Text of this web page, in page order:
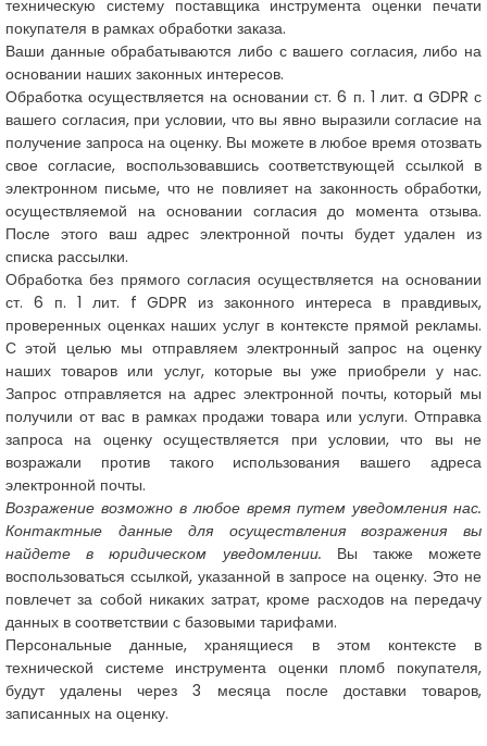
техническую систему поставщика инструмента оценки печати
покупателя в рамках обработки заказа.
Ваши данные обрабатываются либо с вашего согласия, либо на
основании наших законных интересов.
Обработка осуществляется на основании ст. 6 п. 1 лит. a GDPR с
вашего согласия, при условии, что вы явно выразили согласие на
получение запроса на оценку. Вы можете в любое время отозвать
свое согласие, воспользовавшись соответствующей ссылкой в
электронном письме, что не повлияет на законность обработки,
осуществляемой на основании согласия до момента отзыва.
После этого ваш адрес электронной почты будет удален из
списка рассылки.
Обработка без прямого согласия осуществляется на основании
ст. 6 п. 1 лит. f GDPR из законного интереса в правдивых,
проверенных оценках наших услуг в контексте прямой рекламы.
С этой целью мы отправляем электронный запрос на оценку
наших товаров или услуг, которые вы уже приобрели у нас.
Запрос отправляется на адрес электронной почты, который мы
получили от вас в рамках продажи товара или услуги. Отправка
запроса на оценку осуществляется при условии, что вы не
возражали против такого использования вашего адреса
электронной почты.
Возражение возможно в любое время путем уведомления нас.
Контактные данные для осуществления возражения вы
найдете в юридическом уведомлении. Вы также можете
воспользоваться ссылкой, указанной в запросе на оценку. Это не
повлечет за собой никаких затрат, кроме расходов на передачу
данных в соответствии с базовыми тарифами.
Персональные данные, хранящиеся в этом контексте в
технической системе инструмента оценки пломб покупателя,
будут удалены через 3 месяца после доставки товаров,
записанных на оценку.